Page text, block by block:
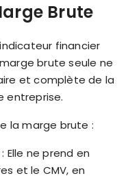
Brute
financier
brute seule ne
et complète de la
entreprise.
la marge brute :
: Elle ne prend en
et le CMV, en